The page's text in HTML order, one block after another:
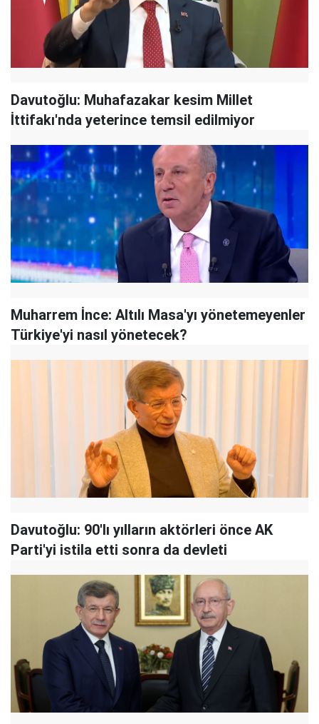
Davutoğlu: Muhafazakar kesim Millet
İttifakı'nda yeterince temsil edilmiyor
Muharrem İnce: Altılı Masa'yı yönetemeyenler
Türkiye'yi nasıl yönetecek?
Davutoğlu: 90'lı yılların aktörleri önce AK
Parti'yi istila etti sonra da devleti